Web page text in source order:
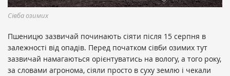
Сівба озимих
Пшеницю зазвичай починають сіяти після 15 серпня в
залежності від опадів. Перед початком сівби озимих тут
зазвичай намагаються орієнтуватись на вологу, а того року,
за словами агронома, сіяли просто в суху землю і чекали